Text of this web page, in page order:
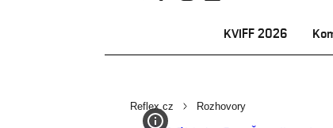
KVIFF 2026
Reflex.cz Rozhovory